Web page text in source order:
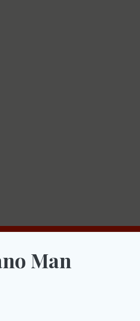
Man